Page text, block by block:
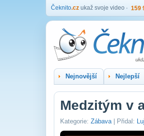
Čeknito.cz ukaž svoje video 159
Nejnovější Nejlepší
Medzitým v
Kategorie: Zábava| Přidal: